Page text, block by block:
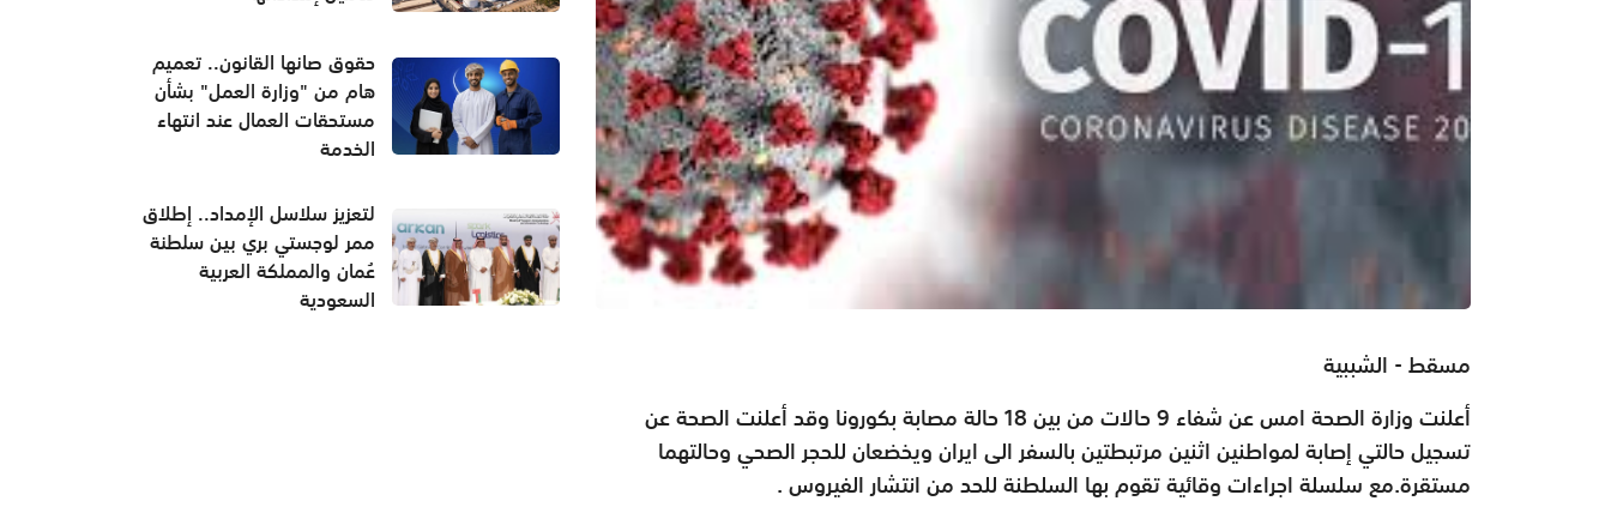
مسقط - الشببية
أعلنت وزارة الصحة امس عن شفاء 9 حالات من بين 18 حالة مصابة بكورونا وقد أعلنت الصحة عن
تسجيل حالتي إصابة لمواطنين اثنين مرتبطتين بالسفر الى ايران ويخضعان للحجر الصحي وحالتهما
مستقرة.مع سلسلة اجراءات وقائية تقوم بها السلطنة للحد من انتشار الفيروس .
حقوق صانها القانون.. تعميم
هام من "وزارة العمل" بشأن
مستحقات العمال عند انتهاء
الخدمة
لتعزيز سلاسل الإمداد.. إطلاق
ممر لوجستي بري بين سلطنة
عُمان والمملكة العربية
السعودية